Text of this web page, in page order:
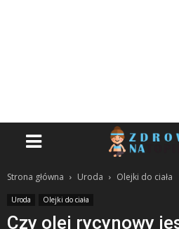
Strona główna Uroda Olejki do ciała
Uroda Olejki do ciała
Czy olej rycynowy